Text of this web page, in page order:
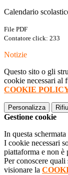
Calendario
File PDF
Contatore click: 233
Notizie
Questo sito o gli
cookie necessari al
COOKIE
Personalizza
Gestione cookie
In questa
I cookie necessari
piattaforma e non è
Per conoscere
visionare la